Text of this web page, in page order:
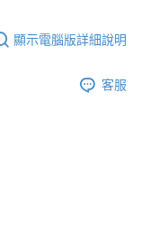
顯示電腦版詳細說明
客服